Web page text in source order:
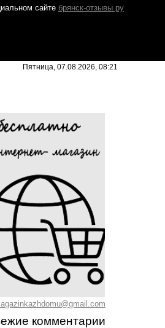
сайте брянск-отзывы.ру
Пятница, 07.08.2026, 08:21
комментарии